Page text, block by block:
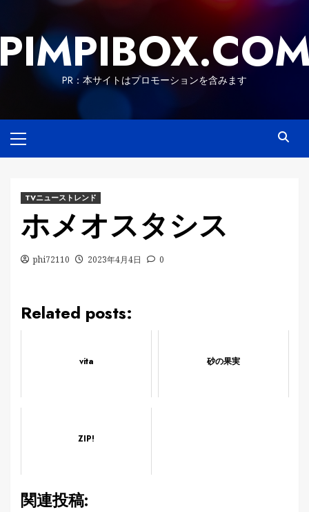
content
PR：本サイトはプロモーションを含みます
Menu
TVニューストレンド
ホメオスタシス
phi72110 2023年4月4日 0
Related posts:
vita 砂の果実
ZIP!
関連投稿: